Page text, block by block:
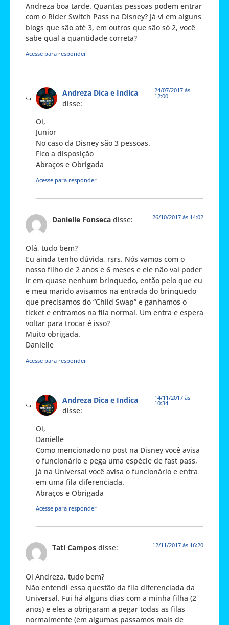
Andreza boa tarde. Quantas pessoas podem entrar
com o Rider Switch Pass na Disney? Já vi em alguns
blogs que são até 3, em outros que são só 2, você
sabe qual a quantidade correta?
Acesse para responder
Andreza Dica e Indica
disse:
24/07/2017 às
12:00
Oi,
Junior
No caso da Disney são 3 pessoas.
Fico a disposição
Abraços e Obrigada
Acesse para responder
Danielle Fonseca disse: 26/10/2017 às 14:02
Olá, tudo bem?
Eu ainda tenho dúvida, rsrs. Nós vamos com o
nosso filho de 2 anos e 6 meses e ele não vai poder
ir em quase nenhum brinquedo, então pelo que eu
e meu marido avisamos na entrada do brinquedo
que precisamos do “Child Swap” e ganhamos o
ticket e entramos na fila normal. Um entra e espera
voltar para trocar é isso?
Muito obrigada.
Danielle
Acesse para responder
Andreza Dica e Indica
disse:
14/11/2017 às
10:34
Oi,
Danielle
Como mencionado no post na Disney você avisa
o funcionário e pega uma espécie de fast pass,
já na Universal você avisa o funcionário e entra
em uma fila diferenciada.
Abraços e Obrigada
Acesse para responder
Tati Campos disse: 12/11/2017 às 16:20
Oi Andreza, tudo bem?
Não entendi essa questão da fila diferenciada da
Universal. Fui há alguns dias com a minha filha (2
anos) e eles a obrigaram a pegar todas as filas
normalmente (em algumas passamos mais de